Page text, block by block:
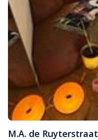
M.A. de Ruyterstraat